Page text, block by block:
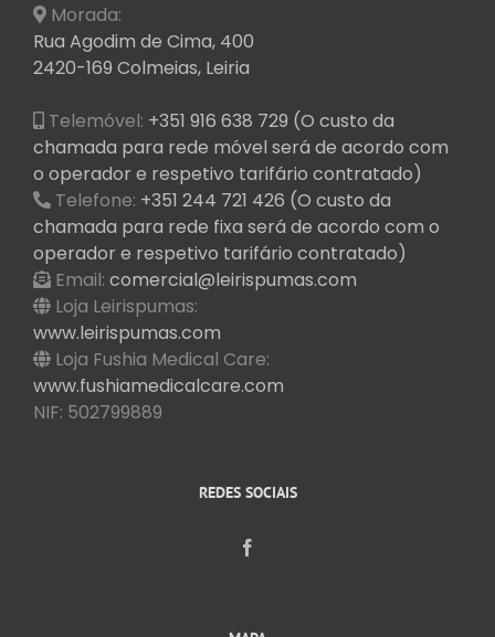
Morada:
Rua Agodim de Cima, 400
2420-169 Colmeias, Leiria
Telemóvel: +351 916 638 729 (O custo da
chamada para rede móvel será de acordo com
o operador e respetivo tarifário contratado)
Telefone: +351 244 721 426 (O custo da
chamada para rede fixa será de acordo com o
operador e respetivo tarifário contratado)
Email: comercial@leirispumas.com
Loja Leirispumas:
www.leirispumas.com
Loja Fushia Medical Care:
www.fushiamedicalcare.com
NIF: 502799889
REDES SOCIAIS